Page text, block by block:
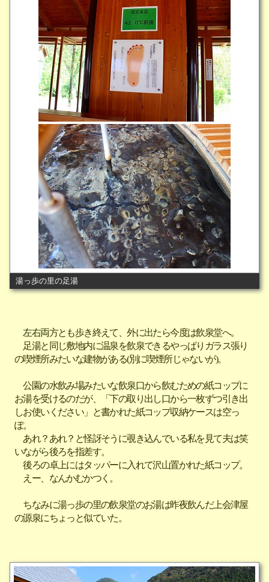
湯っ歩の里の足湯
左右両方とも歩き終えて、外に出たら今度は飲泉堂へ。
足湯と同じ敷地内に温泉を飲泉できるやっぱりガラス張り
の喫煙所みたいな建物がある(別に喫煙所じゃないが)。
公園の水飲み場みたいな飲泉口から飲むための紙コップに
お湯を受けるのだが、「下の取り出し口から一枚ずつ引き出
しお使いください」と書かれた紙コップ収納ケースは空っ
ぽ。
あれ？あれ？と怪訝そうに覗き込んでいる私を見て夫は笑
いながら後ろを指差す。
後ろの卓上にはタッパーに入れて沢山置かれた紙コップ。
えー、なんかむかつく。
ちなみに湯っ歩の里の飲泉堂のお湯は昨夜飲んだ上会津屋
の源泉にちょっと似ていた。